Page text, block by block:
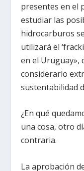
presentes en el
estudiar las
hidrocarburos
utilizará el
en el Uruguay»,
considerarlo
sustentabilidad
¿En qué
una cosa, otro
contraria.
La aprobación